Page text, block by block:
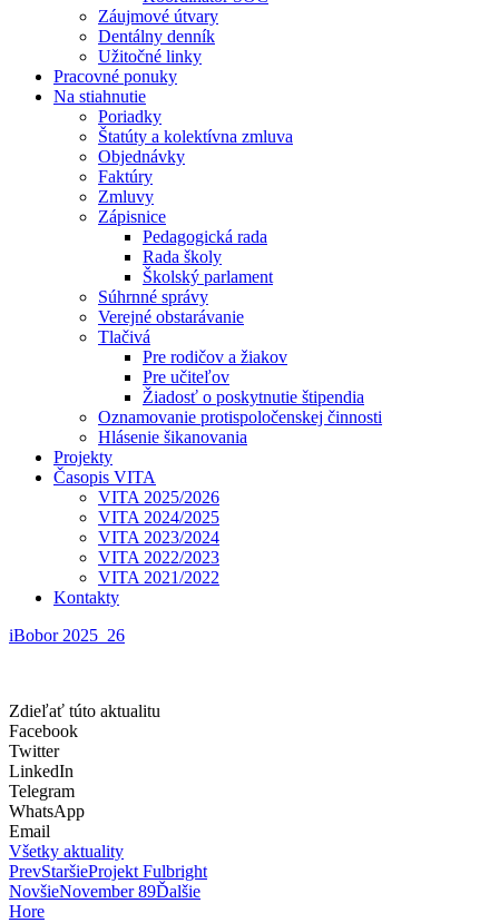
Záujmové útvary
Dentálny denník
Užitočné linky
Pracovné ponuky
Na stiahnutie
Poriadky
Štatúty a kolektívna zmluva
Objednávky
Faktúry
Zmluvy
Zápisnice
Pedagogická rada
Rada školy
Školský parlament
Súhrnné správy
Verejné obstarávanie
Tlačivá
Pre rodičov a žiakov
Pre učiteľov
Žiadosť o poskytnutie štipendia
Oznamovanie protispoločenskej činnosti
Hlásenie šikanovania
Projekty
Časopis VITA
VITA 2025/2026
VITA 2024/2025
VITA 2023/2024
VITA 2022/2023
VITA 2021/2022
Kontakty
iBobor 2025_26
Zdieľať túto aktualitu
Facebook
Twitter
LinkedIn
Telegram
WhatsApp
Email
Všetky aktuality
PrevStaršieProjekt Fulbright
NovšieNovember 89Ďalšie
Hore